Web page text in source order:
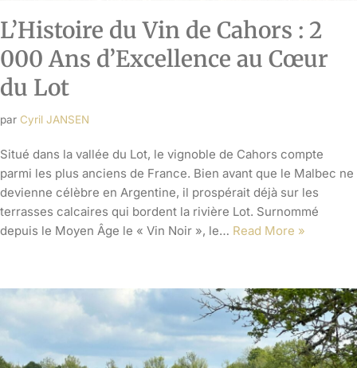
L’Histoire du Vin de Cahors : 2
000 Ans d’Excellence au Cœur
du Lot
par Cyril JANSEN
Situé dans la vallée du Lot, le vignoble de Cahors compte
parmi les plus anciens de France. Bien avant que le Malbec ne
devienne célèbre en Argentine, il prospérait déjà sur les
terrasses calcaires qui bordent la rivière Lot. Surnommé
depuis le Moyen Âge le « Vin Noir », le… Read More »